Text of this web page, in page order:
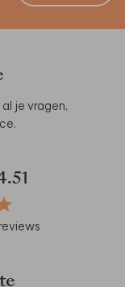
je vragen,
.
reviews